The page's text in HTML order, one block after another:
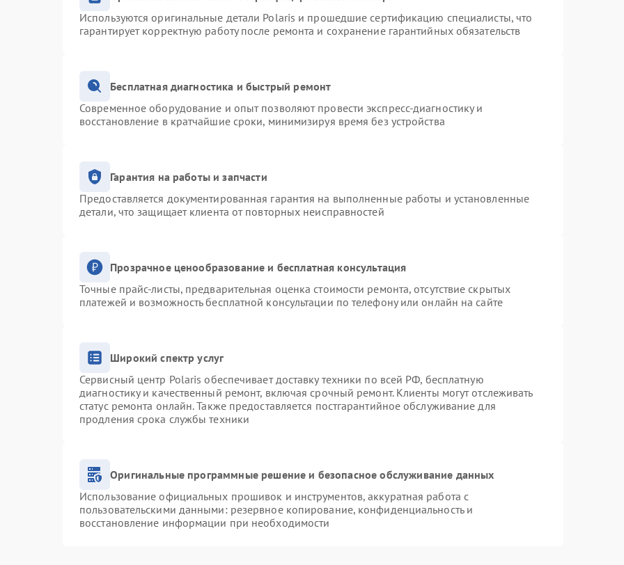
Используются оригинальные детали Polaris и прошедшие сертификацию специалисты, что
гарантирует корректную работу после ремонта и сохранение гарантийных обязательств
Бесплатная диагностика и быстрый ремонт
Современное оборудование и опыт позволяют провести экспресс-диагностику и
восстановление в кратчайшие сроки, минимизируя время без устройства
Гарантия на работы и запчасти
Предоставляется документированная гарантия на выполненные работы и установленные
детали, что защищает клиента от повторных неисправностей
Прозрачное ценообразование и бесплатная консультация
Точные прайс-листы, предварительная оценка стоимости ремонта, отсутствие скрытых
платежей и возможность бесплатной консультации по телефону или онлайн на сайте
Широкий спектр услуг
Сервисный центр Polaris обеспечивает доставку техники по всей РФ, бесплатную
диагностику и качественный ремонт, включая срочный ремонт. Клиенты могут отслеживать
статус ремонта онлайн. Также предоставляется постгарантийное обслуживание для
продления срока службы техники
Оригинальные программные решение и безопасное обслуживание данных
Использование официальных прошивок и инструментов, аккуратная работа с
пользовательскими данными: резервное копирование, конфиденциальность и
восстановление информации при необходимости